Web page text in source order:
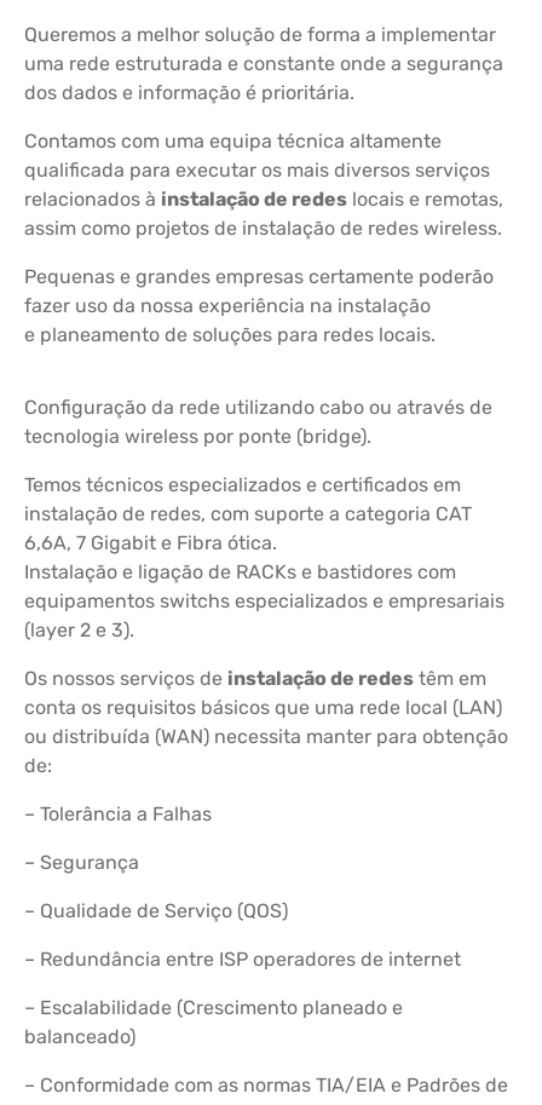
Queremos a melhor solução de forma a implementar
uma rede estruturada e constante onde a segurança
dos dados e informação é prioritária.
Contamos com uma equipa técnica altamente
qualificada para executar os mais diversos serviços
relacionados à instalação de redes locais e remotas,
assim como projetos de instalação de redes wireless.
Pequenas e grandes empresas certamente poderão
fazer uso da nossa experiência na instalação
e planeamento de soluções para redes locais.
Configuração da rede utilizando cabo ou através de
tecnologia wireless por ponte (bridge).
Temos técnicos especializados e certificados em
instalação de redes, com suporte a categoria CAT
6,6A, 7 Gigabit e Fibra ótica.
Instalação e ligação de RACKs e bastidores com
equipamentos switchs especializados e empresariais
(layer 2 e 3).
Os nossos serviços de instalação de redes têm em
conta os requisitos básicos que uma rede local (LAN)
ou distribuída (WAN) necessita manter para obtenção
de:
– Tolerância a Falhas
– Segurança
– Qualidade de Serviço (QOS)
– Redundância entre ISP operadores de internet
– Escalabilidade (Crescimento planeado e
balanceado)
– Conformidade com as normas TIA/EIA e Padrões de